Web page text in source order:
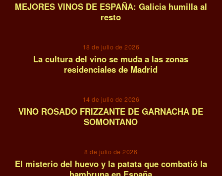
MEJORES VINOS DE ESPAÑA: Galicia humilla al
resto
18 de julio de 2026
La cultura del vino se muda a las zonas
residenciales de Madrid
14 de julio de 2026
VINO ROSADO FRIZZANTE DE GARNACHA DE
SOMONTANO
8 de julio de 2026
El misterio del huevo y la patata que combatió la